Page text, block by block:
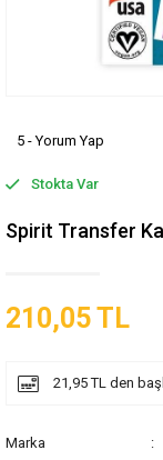
5 - Yorum Yap
Stokta Var
Spirit Transfer
210,05 TL
21,95 TL den
Marka